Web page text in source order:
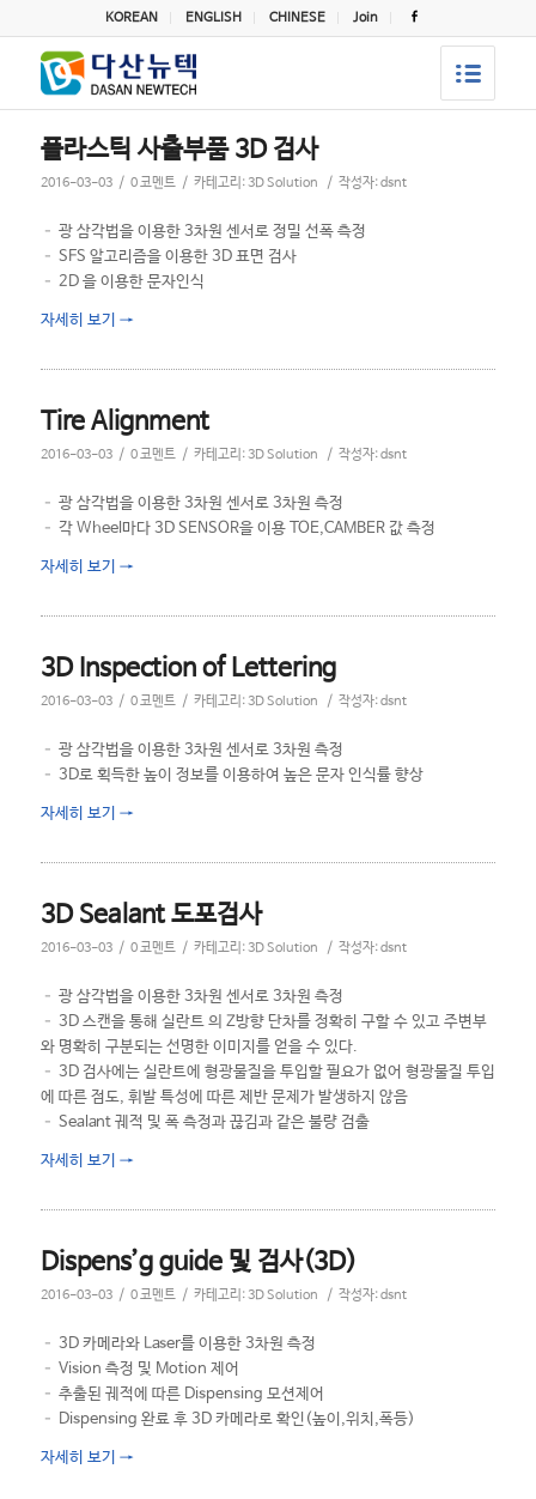
KOREAN ENGLISH CHINESE Join
플라스틱 사출부품 3D 검사
2016-03-03 / 0 코멘트 / 카테고리:3D Solution / 작성자:dsnt
– 광 삼각법을 이용한 3차원 센서로 정밀 선폭 측정
– SFS 알고리즘을 이용한 3D 표면 검사
– 2D 을 이용한 문자인식
자세히 보기 →
Tire Alignment
2016-03-03 / 0 코멘트 / 카테고리:3D Solution / 작성자:dsnt
– 광 삼각법을 이용한 3차원 센서로 3차원 측정
– 각 Wheel마다 3D SENSOR을 이용 TOE,CAMBER 값 측정
자세히 보기 →
3D Inspection of Lettering
2016-03-03 / 0 코멘트 / 카테고리:3D Solution / 작성자:dsnt
– 광 삼각법을 이용한 3차원 센서로 3차원 측정
– 3D로 획득한 높이 정보를 이용하여 높은 문자 인식률 향상
자세히 보기 →
3D Sealant 도포검사
2016-03-03 / 0 코멘트 / 카테고리:3D Solution / 작성자:dsnt
– 광 삼각법을 이용한 3차원 센서로 3차원 측정
– 3D 스캔을 통해 실란트 의 Z방향 단차를 정확히 구할 수 있고 주변부
와 명확히 구분되는 선명한 이미지를 얻을 수 있다.
– 3D 검사에는 실란트에 형광물질을 투입할 필요가 없어 형광물질 투입
에 따른 점도, 휘발 특성에 따른 제반 문제가 발생하지 않음
– Sealant 궤적 및 폭 측정과 끊김과 같은 불량 검출
자세히 보기 →
Dispens’g guide 및 검사(3D)
2016-03-03 / 0 코멘트 / 카테고리:3D Solution / 작성자:dsnt
– 3D 카메라와 Laser를 이용한 3차원 측정
– Vision 측정 및 Motion 제어
– 추출된 궤적에 따른 Dispensing 모션제어
– Dispensing 완료 후 3D 카메라로 확인(높이,위치,폭등)
자세히 보기 →